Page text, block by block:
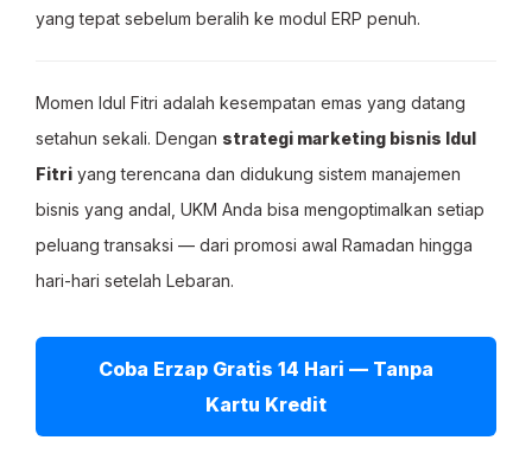
yang tepat sebelum beralih ke modul ERP penuh.
Momen Idul Fitri adalah kesempatan emas yang datang
setahun sekali. Dengan strategi marketing bisnis Idul
Fitri yang terencana dan didukung sistem manajemen
bisnis yang andal, UKM Anda bisa mengoptimalkan setiap
peluang transaksi — dari promosi awal Ramadan hingga
hari-hari setelah Lebaran.
Coba Erzap Gratis 14 Hari — Tanpa
Kartu Kredit